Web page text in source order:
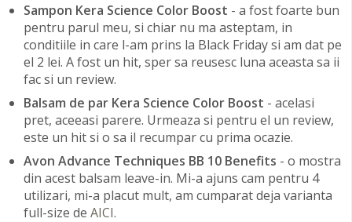
Sampon Kera Science Color Boost - a fost foarte bun
pentru parul meu, si chiar nu ma asteptam, in
conditiile in care l-am prins la Black Friday si am dat pe
el 2 lei. A fost un hit, sper sa reusesc luna aceasta sa ii
fac si un review.
Balsam de par Kera Science Color Boost - acelasi
pret, aceeasi parere. Urmeaza si pentru el un review,
este un hit si o sa il recumpar cu prima ocazie.
Avon Advance Techniques BB 10 Benefits - o mostra
din acest balsam leave-in. Mi-a ajuns cam pentru 4
utilizari, mi-a placut mult, am cumparat deja varianta
full-size de AICI.